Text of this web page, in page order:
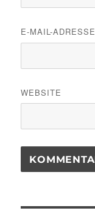
E-MAIL-ADRESSE
WEBSITE